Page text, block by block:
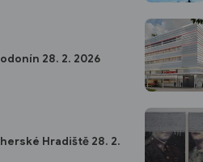
28. 2. 2026
Hradiště 28. 2.